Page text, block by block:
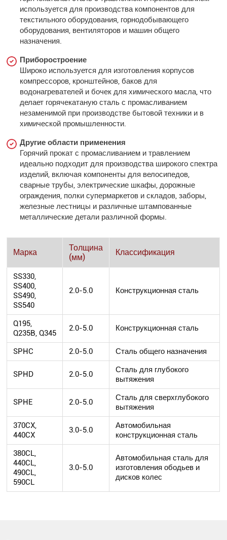
используется для производства компонентов для
текстильного оборудования, горнодобывающего
оборудования, вентиляторов и машин общего
назначения.
Приборостроение
Широко используется для изготовления корпусов
компрессоров, кронштейнов, баков для
водонагревателей и бочек для химического масла, что
делает горячекатаную сталь с промасливанием
незаменимой при производстве бытовой техники и в
химической промышленности.
Другие области применения
Горячий прокат с промасливанием и травлением
идеально подходит для производства широкого спектра
изделий, включая компоненты для велосипедов,
сварные трубы, электрические шкафы, дорожные
ограждения, полки супермаркетов и складов, заборы,
железные лестницы и различные штампованные
металлические детали различной формы.
Марка
Толщина
(мм)
Классификация
SS330,
SS400,
SS490,
SS540
2.0-5.0 Конструкционная сталь
Q195,
Q235B, Q345
2.0-5.0 Конструкционная сталь
SPHC 2.0-5.0 Сталь общего назначения
SPHD 2.0-5.0
Сталь для глубокого
вытяжения
SPHE 2.0-5.0
Сталь для сверхглубокого
вытяжения
370CX,
440CX
3.0-5.0
Автомобильная
конструкционная сталь
380CL,
440CL,
490CL,
590CL
3.0-5.0
Автомобильная сталь для
изготовления ободьев и
дисков колес